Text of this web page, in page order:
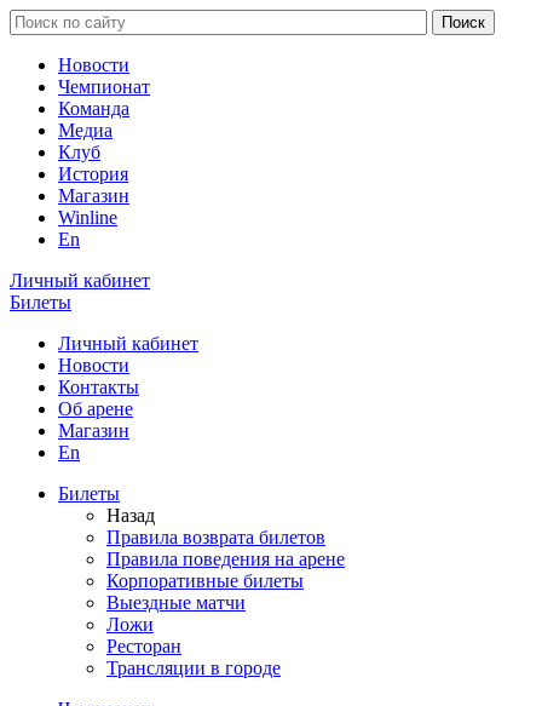
Новости
Чемпионат
Команда
Медиа
Клуб
История
Магазин
Winline
En
Личный кабинет
Билеты
Личный кабинет
Новости
Контакты
Об арене
Магазин
En
Билеты
Назад
Правила возврата билетов
Правила поведения на арене
Корпоративные билеты
Выездные матчи
Ложи
Ресторан
Трансляции в городе